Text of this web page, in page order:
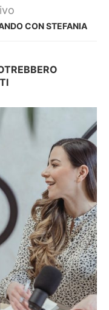
CON STEFANIA